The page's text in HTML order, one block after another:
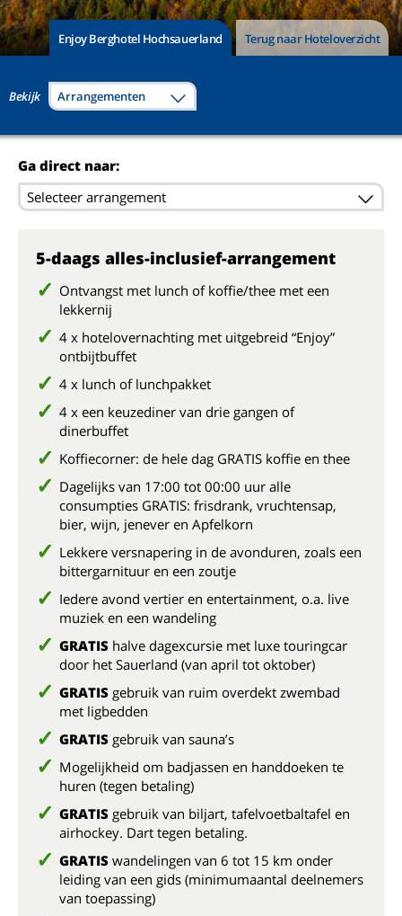
Enjoy Berghotel Hochsauerland Terug naar Hoteloverzicht
Bekijk Arrangementen
Ga direct naar:
Selecteer arrangement
5-daags alles-inclusief-arrangement
Ontvangst met lunch of koffie/thee met een
lekkernij
4 x hotelovernachting met uitgebreid “Enjoy”
ontbijtbuffet
4 x lunch of lunchpakket
4 x een keuzediner van drie gangen of
dinerbuffet
Koffiecorner: de hele dag GRATIS koffie en thee
Dagelijks van 17:00 tot 00:00 uur alle
consumpties GRATIS: frisdrank, vruchtensap,
bier, wijn, jenever en Apfelkorn
Lekkere versnapering in de avonduren, zoals een
bittergarnituur en een zoutje
Iedere avond vertier en entertainment, o.a. live
muziek en een wandeling
GRATIS halve dagexcursie met luxe touringcar
door het Sauerland (van april tot oktober)
GRATIS gebruik van ruim overdekt zwembad
met ligbedden
GRATIS gebruik van sauna’s
Mogelijkheid om badjassen en handdoeken te
huren (tegen betaling)
GRATIS gebruik van biljart, tafelvoetbaltafel en
airhockey. Dart tegen betaling.
GRATIS wandelingen van 6 tot 15 km onder
leiding van een gids (minimumaantal deelnemers
van toepassing)